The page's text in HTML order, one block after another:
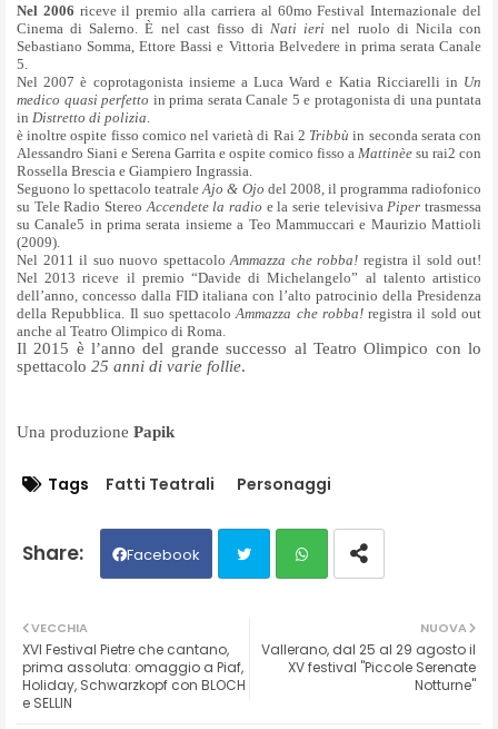
Nel 2006 riceve il premio alla carriera al 60mo Festival Internazionale del
Cinema di Salerno. È nel cast fisso di Nati ieri nel ruolo di Nicila con
Sebastiano Somma, Ettore Bassi e Vittoria Belvedere in prima serata Canale
5.
Nel 2007 è coprotagonista insieme a Luca Ward e Katia Ricciarelli in Un
medico quasi perfetto in prima serata Canale 5 e protagonista di una puntata
in Distretto di polizia
è inoltre ospite fisso comico nel varietà di Rai 2 Tribbù in seconda serata con
Alessandro Siani e Serena Garrita e ospite comico fisso a Mattinèe su rai2 con
Rossella Brescia e Giampiero Ingrassia.
Seguono lo spettacolo teatraleAjo & Ojo del 2008, il programma radiofonico
su Tele Radio Stereo Accendete la radio e la serie televisiva Piper trasmessa
su Canale5 in prima serata insieme a Teo Mammuccari e Maurizio Mattioli
(2009).
Nel 2011 il suo nuovo spettacolo Ammazza che robba! registra il sold out!
Nel 2013 riceve il premio “Davide di Michelangelo” al talento artistico
dell’anno, concesso dalla FID italiana con l’alto patrocinio della Presidenza
della Repubblica. Il suo spettacoloAmmazza che robba!registra il sold out
anche al Teatro Olimpico di Roma.
Il 2015 è l’anno del grande successo al Teatro Olimpico con lo
spettacolo 25 anni di varie follie.
Una produzione Papik
Tags Fatti Teatrali Personaggi
Facebook
ats
NUOVA
Vallerano, dal 25 al 29 agosto il
XV festival "Piccole Serenate
Notturne"
VECCHIA
XVI Festival Pietre che cantano,
prima assoluta: omaggio a Piaf,
Holiday, Schwarzkopf con BLOCH
e SELLIN